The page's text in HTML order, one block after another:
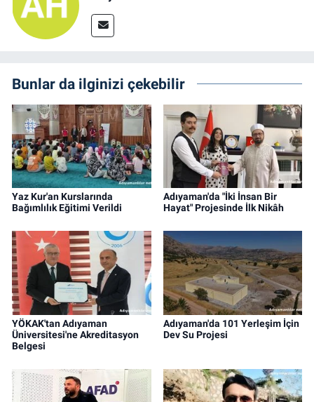
Bunlar da ilginizi çekebilir
Yaz Kur'an Kurslarında
Bağımlılık Eğitimi Verildi
Adıyaman'da "İki İnsan Bir
Hayat" Projesinde İlk Nikâh
YÖKAK'tan Adıyaman
Üniversitesi'ne Akreditasyon
Belgesi
Adıyaman'da 101 Yerleşim İçin
Dev Su Projesi